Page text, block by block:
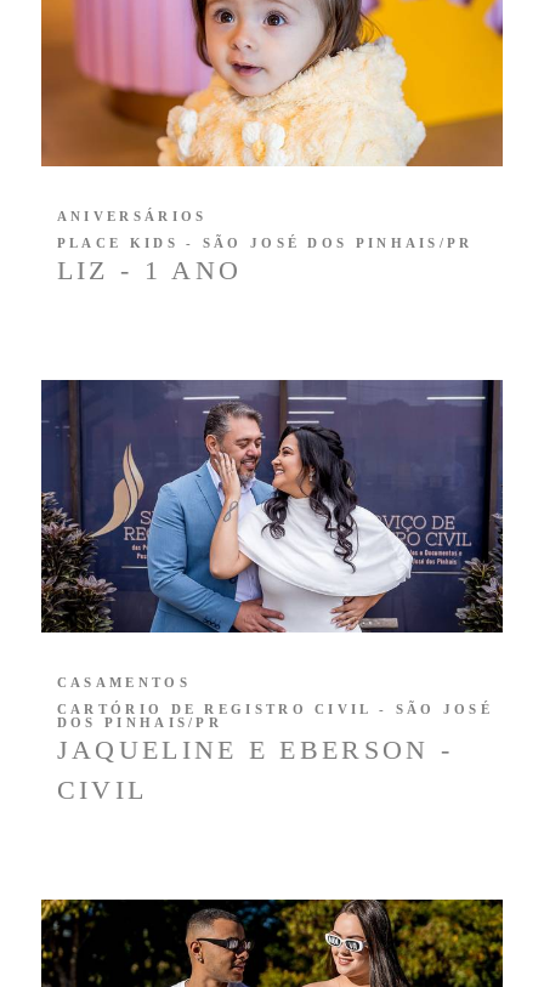
LIZ - 1 ANO
ANIVERSÁRIOS
PLACE KIDS - SÃO JOSÉ DOS PINHAIS/PR
JAQUELINE E EBERSON -
CIVIL
CASAMENTOS
CARTÓRIO DE REGISTRO CIVIL - SÃO JOSÉ
DOS PINHAIS/PR